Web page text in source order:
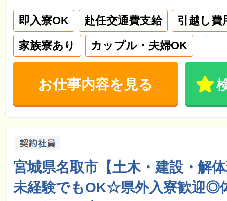
即入寮OK 赴任交通費支給
引越し費
家族寮あり
カップル・夫婦OK
お仕事内容を見る
宮城県名取市【土木・建設・解
未経験でもOK☆県外入寮歓迎◎